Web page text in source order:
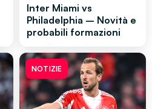
Inter Miami vs
Philadelphia – Novità e
probabili formazioni
NOTIZIE